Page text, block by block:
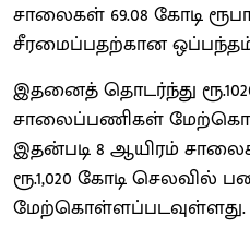
சாலைகள் 69.08 கோடி
சீரமைப்பதற்கான
இதனைத் தொடர்ந்து
சாலைப்பணிகள்
இதன்படி 8 ஆயிரம்
ரூ.1,020 கோடி செலவில்
மேற்கொள்ளப்படவுள்ளது.